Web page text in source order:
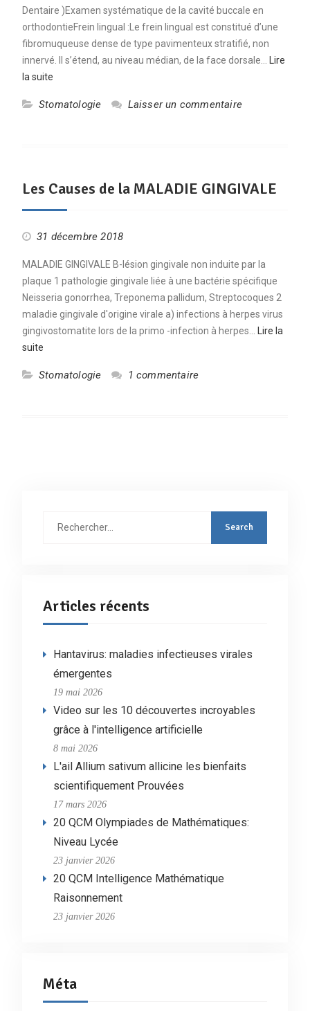
Dentaire )Examen systématique de la cavité buccale en
orthodontieFrein lingual :Le frein lingual est constitué d’une
fibromuqueuse dense de type pavimenteux stratifié, non
innervé. Il s’étend, au niveau médian, de la face dorsale…
Lire
la suite
Stomatologie Laisser un commentaire
Les Causes de la MALADIE GINGIVALE
31 décembre 2018
MALADIE GINGIVALE B-lésion gingivale non induite par la
plaque 1 pathologie gingivale liée à une bactérie spécifique
Neisseria gonorrhea, Treponema pallidum, Streptocoques 2
maladie gingivale d'origine virale a) infections à herpes virus
gingivostomatite lors de la primo -infection à herpes…
Lire la
suite
Stomatologie 1 commentaire
Articles récents
Hantavirus: maladies infectieuses virales
émergentes
19 mai 2026
Video sur les 10 découvertes incroyables
grâce à l'intelligence artificielle
8 mai 2026
L'ail Allium sativum allicine les bienfaits
scientifiquement Prouvées
17 mars 2026
20 QCM Olympiades de Mathématiques:
Niveau Lycée
23 janvier 2026
20 QCM Intelligence Mathématique
Raisonnement
23 janvier 2026
Méta